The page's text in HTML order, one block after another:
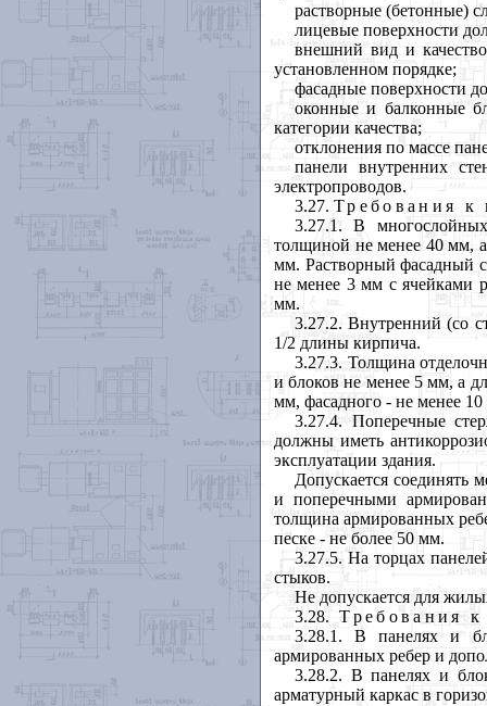
растворные (бетонные)
лицевые поверхности
внешний вид и
установленном порядке;
фасадные поверхности
оконные и балконные
категории качества;
отклонения по массе
панели внутренних
электропроводов.
3.27. Требования
3.27.1 . В
толщиной не менее 40 мм,
мм. Растворный фасадный
не менее 3 мм с ячейками
мм.
3.27.2. Внутренний (со
1/2 длины кирпича.
3.27.3. Толщина
и блоков не менее 5 мм, а
мм, фасадного - не менее
3.27.4. Поперечные
должны иметь
эксплуатации здания.
Допускается
и поперечными
толщина армированных
песке - не более 50 мм.
3.27.5. На торцах
стыков.
Не допускается для
3.28.Требования
3.28.1 . В панелях и
армированных ребер и
3.28.2. В панелях и
арматурный каркас в